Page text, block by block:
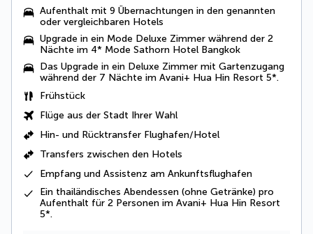
Aufenthalt mit 9 Übernachtungen in den genannten
oder vergleichbaren Hotels
Upgrade in ein Mode Deluxe Zimmer während der 2
Nächte im 4* Mode Sathorn Hotel Bangkok
Das Upgrade in ein Deluxe Zimmer mit Gartenzugang
während der 7 Nächte im Avani+ Hua Hin Resort 5*.
Frühstück
Flüge aus der Stadt Ihrer Wahl
Hin- und Rücktransfer Flughafen/Hotel
Transfers zwischen den Hotels
Empfang und Assistenz am Ankunftsflughafen
Ein thailändisches Abendessen (ohne Getränke) pro
Aufenthalt für 2 Personen im Avani+ Hua Hin Resort
5*.